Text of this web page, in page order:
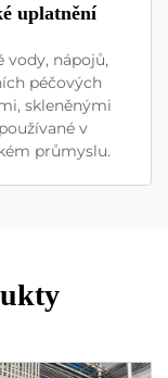
uplatnění
vody, nápojů,
péčových
skleněnými
v
průmyslu.